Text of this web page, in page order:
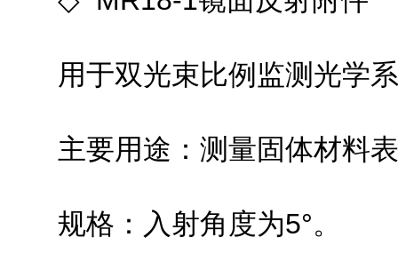
用于双光束比例监测光学系统
主要用途：测量固体材料表
规格：入射角度为5°。